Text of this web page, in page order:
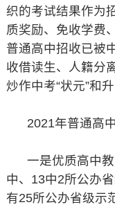
织的考试结果作为
质奖励、免收学费
普通高中招收已被
收借读生、人籍分
炒作中考“状元”和升
2021年普通高中
一是优质高中教
中、13中2所公办
有25所公办省级示